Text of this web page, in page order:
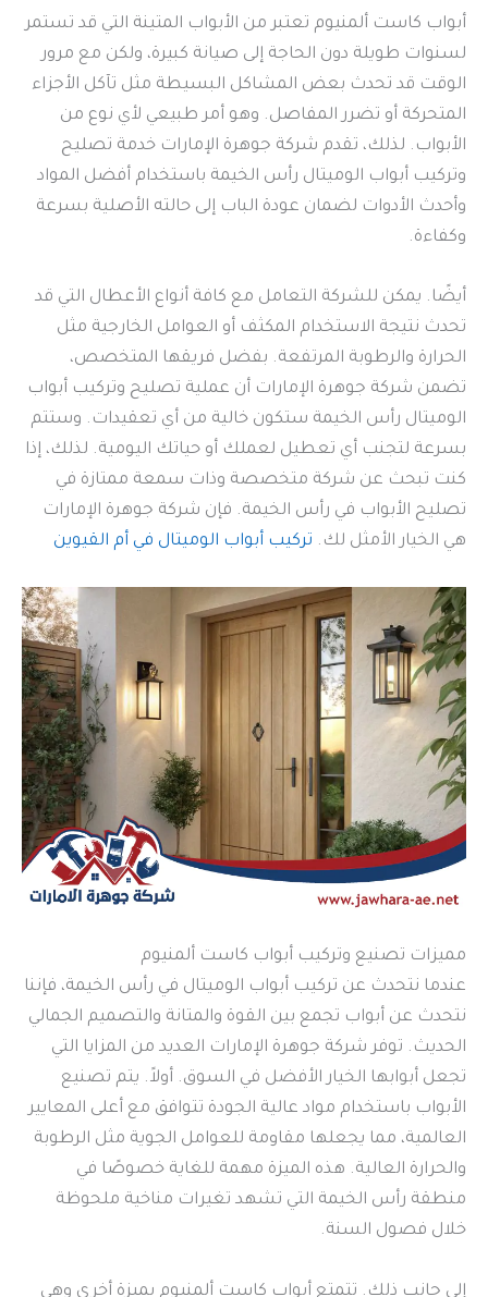
أبواب كاست ألمنيوم تعتبر من الأبواب المتينة التي قد تستمر
لسنوات طويلة دون الحاجة إلى صيانة كبيرة، ولكن مع مرور
الوقت قد تحدث بعض المشاكل البسيطة مثل تآكل الأجزاء
المتحركة أو تضرر المفاصل. وهو أمر طبيعي لأي نوع من
الأبواب. لذلك، تقدم شركة جوهرة الإمارات خدمة تصليح
وتركيب أبواب الوميتال رأس الخيمة باستخدام أفضل المواد
وأحدث الأدوات لضمان عودة الباب إلى حالته الأصلية بسرعة
وكفاءة.
أيضًا. يمكن للشركة التعامل مع كافة أنواع الأعطال التي قد
تحدث نتيجة الاستخدام المكثف أو العوامل الخارجية مثل
الحرارة والرطوبة المرتفعة. بفضل فريقها المتخصص،
تضمن شركة جوهرة الإمارات أن عملية تصليح وتركيب أبواب
الوميتال رأس الخيمة ستكون خالية من أي تعقيدات. وستتم
بسرعة لتجنب أي تعطيل لعملك أو حياتك اليومية. لذلك، إذا
كنت تبحث عن شركة متخصصة وذات سمعة ممتازة في
تصليح الأبواب في رأس الخيمة. فإن شركة جوهرة الإمارات
هي الخيار الأمثل لك. تركيب أبواب الوميتال في أم القيوين
مميزات تصنيع وتركيب أبواب كاست ألمنيوم
عندما نتحدث عن تركيب أبواب الوميتال في رأس الخيمة، فإننا
نتحدث عن أبواب تجمع بين القوة والمتانة والتصميم الجمالي
الحديث. توفر شركة جوهرة الإمارات العديد من المزايا التي
تجعل أبوابها الخيار الأفضل في السوق. أولاً. يتم تصنيع
الأبواب باستخدام مواد عالية الجودة تتوافق مع أعلى المعايير
العالمية، مما يجعلها مقاومة للعوامل الجوية مثل الرطوبة
والحرارة العالية. هذه الميزة مهمة للغاية خصوصًا في
منطقة رأس الخيمة التي تشهد تغيرات مناخية ملحوظة
خلال فصول السنة.
إلى جانب ذلك. تتمتع أبواب كاست ألمنيوم بميزة أخرى وهي